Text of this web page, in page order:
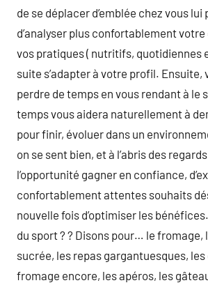
de se déplacer d’emblée chez vous
d’analyser plus confortablement
vos pratiques ( nutritifs, quotidiennes
suite s’adapter à votre profil. Ensuite,
perdre de temps en vous rendant à le
temps vous aidera naturellement à
pour finir, évoluer dans un
on se sent bien, et à l’abris des
l’opportunité gagner en confiance,
confortablement attentes souhaits
nouvelle fois d’optimiser les
du sport ? ? Disons pour… le fromage,
sucrée, les repas gargantuesques,
fromage encore, les apéros, les